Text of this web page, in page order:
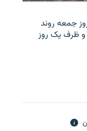
جمعه روند
و ظرف یک روز